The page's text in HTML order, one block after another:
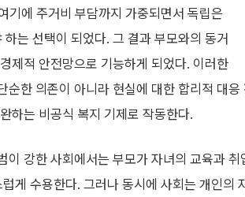
기에 주거비 부담까지 가중되면서 독립은
는 선택이 되었다. 그 결과 부모와의 동거
제적 안전망으로 기능하게 되었다. 이러한
순한 의존이 아니라 현실에 대한 합리적 대
하는 비공식 복지 기제로 작동한다.
이 강한 사회에서는 부모가 자녀의 교육과
게 수용한다. 그러나 동시에 사회는 개인의